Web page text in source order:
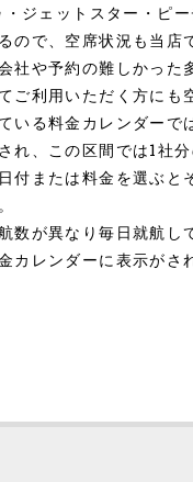
ジェットスター・ピー
ので、空席状況も当店
社や予約の難しかった
ご利用いただく方にも
いる料金カレンダーで
れ、この区間では1社
付または料金を選ぶと
数が異なり毎日就航し
レンダーに表示がさ